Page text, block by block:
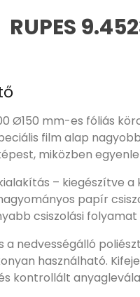
RUPES
Ø150 mm-es fóliás
film alap
miközben
– kiegészítve
papír
csiszolási folyamat
nedvességálló
használható.
kontrollált